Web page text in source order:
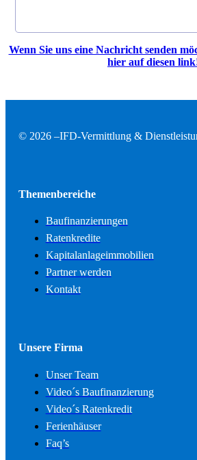
Wenn Sie uns eine Nachricht senden
hier auf diesen
© 2026 –IFD-Vermittlung &
Themenbereiche
Baufinanzierungen
Ratenkredite
Kapitalanlageimmobilien
Partner werden
Kontakt
Unsere Firma
Unser Team
Video´s Baufinanzierung
Video´s Ratenkredit
Ferienhäuser
Faq’s